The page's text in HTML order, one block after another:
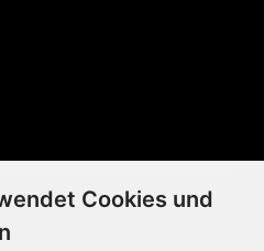
Cookies und